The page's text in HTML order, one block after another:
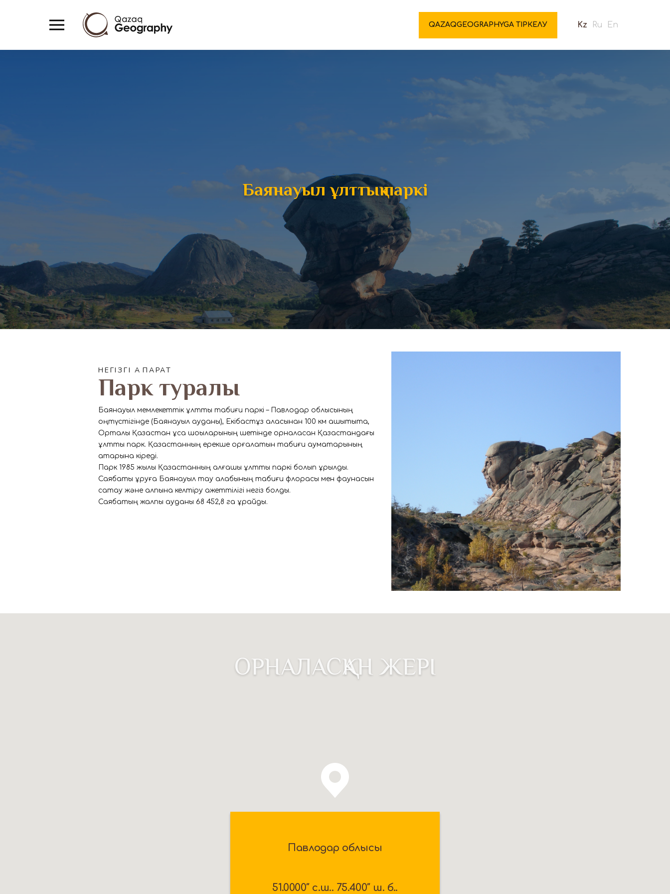
QAZAQGEOGRAPHYGA ТІРКЕЛУ Kz Ru En
Баянауыл ұлттық паркі
НЕГІЗГІ АҚПАРАТ
Парк туралы
Баянауыл мемлекеттік ұлттық табиғи паркі – Павлодар облысының
оңтүстігінде (Баянауыл ауданы), Екібастұз қаласынан 100 км қашықтықта,
Орталық Қазақстан ұсақ шоқыларының шетінде орналасқан Қазақстандағы
ұлттық парк. Қазақстанның ерекше қорғалатын табиғи аумақтарының
қатарына кіреді.
Парк 1985 жылы Қазақстанның алғашқы ұлттық паркі болып құрылды.
Саябақты құруға Баянауыл тау алабының табиғи флорасы мен фаунасын
сақтау және қалпына келтіру қажеттілігі негіз болды.
Саябақтың жалпы ауданы 68 452,8 га құрайды.
ОРНАЛАСҚАН ЖЕРІ
Павлодар облысы
51.0000″ c.ш.. 75.400″ ш. б..